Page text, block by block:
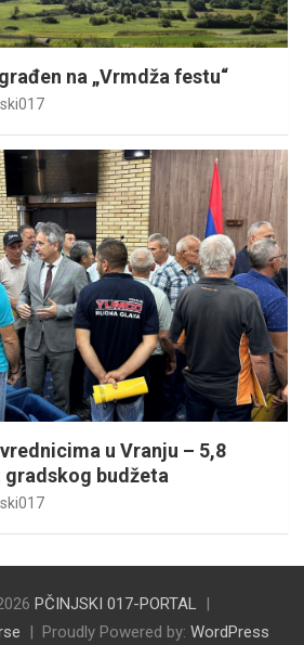
na „Vrmdža festu“
u Vranju – 5,8
budžeta
PČINJSKI 017-PORTAL
Proudly Powered by: WordPress